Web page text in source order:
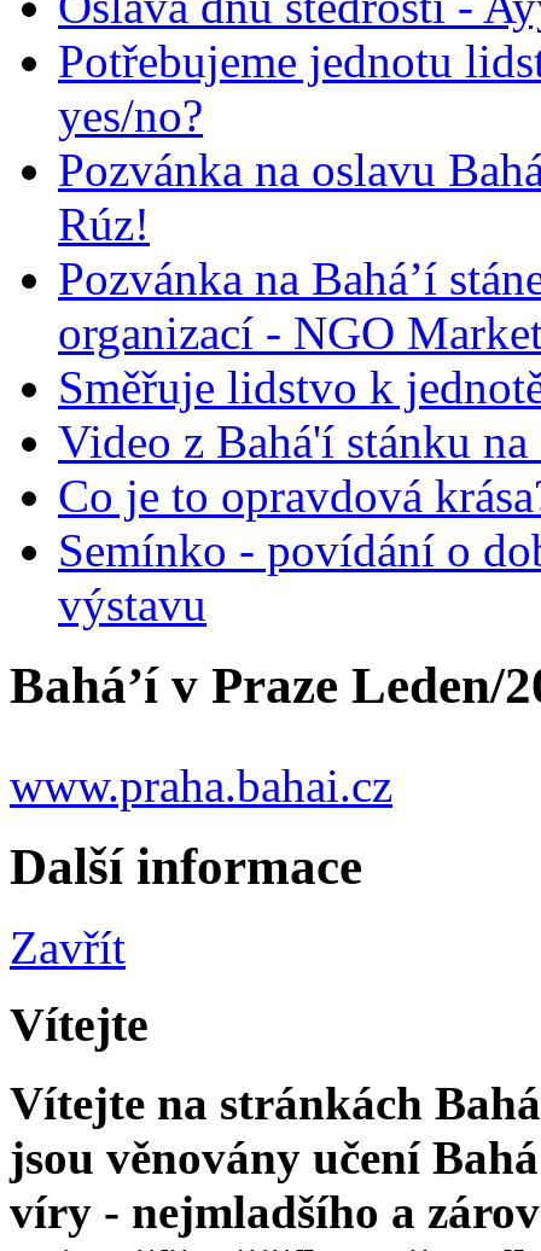
Potřebujeme jednotu
yes/no?
Pozvánka na oslavu
Rúz!
Pozvánka na Bahá’í
organizací - NGO
Směřuje lidstvo k
Video z Bahá'í stánku
Co je to opravdová
Semínko - povídání o
výstavu
Bahá’í v Praze Leden/
www.praha.bahai.cz
Další informace
Zavřít
Vítejte
Vítejte na stránkách
jsou věnovány učení
víry - nejmladšího a